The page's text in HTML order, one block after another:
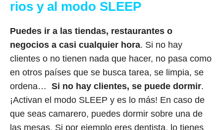
rios y al modo SLEEP
Puedes ir a las tiendas, restaurantes o
negocios a casi cualquier hora. Si no hay
clientes o no tienen nada que hacer, no pasa como
en otros países que se busca tarea, se limpia, se
ordena… Si no hay clientes, se puede dormir.
¡Activan el modo SLEEP y es lo más! En caso de
que seas camarero, puedes dormir sobre una de
las mesas. Si por ejemplo eres dentista, lo tienes